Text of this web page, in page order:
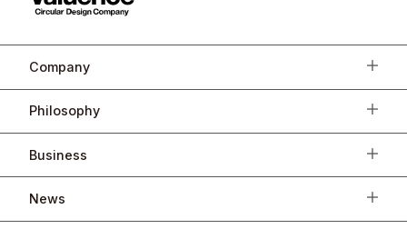
Company
Philosophy
Business
News